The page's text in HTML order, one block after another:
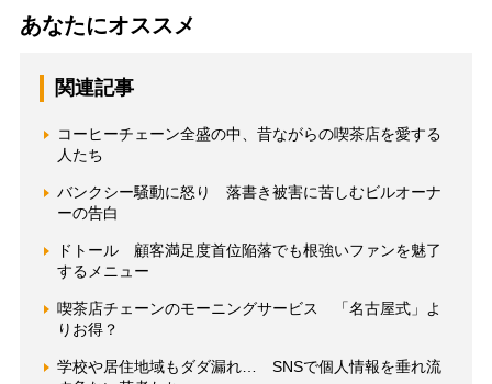
あなたにオススメ
関連記事
コーヒーチェーン全盛の中、昔ながらの喫茶店を愛する
人たち
バンクシー騒動に怒り 落書き被害に苦しむビルオーナ
ーの告白
ドトール 顧客満足度首位陥落でも根強いファンを魅了
するメニュー
喫茶店チェーンのモーニングサービス 「名古屋式」よ
りお得？
学校や居住地域もダダ漏れ… SNSで個人情報を垂れ流